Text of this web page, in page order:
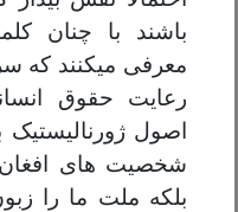
باشند با چنان
معرفی میکنند که
رعایت حقوق
اصول ژورنالیستیک
شخصیت های افغان
بلکه ملت ما را